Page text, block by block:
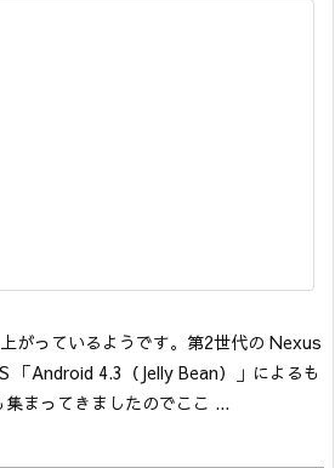
がっているようです。 第2世代の Nexus
「Android 4.3（Jelly Bean）」によるも
まってきましたのでここ ...